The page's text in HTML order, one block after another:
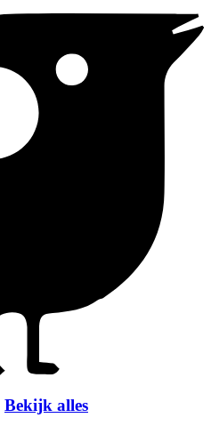
Bekijk alles